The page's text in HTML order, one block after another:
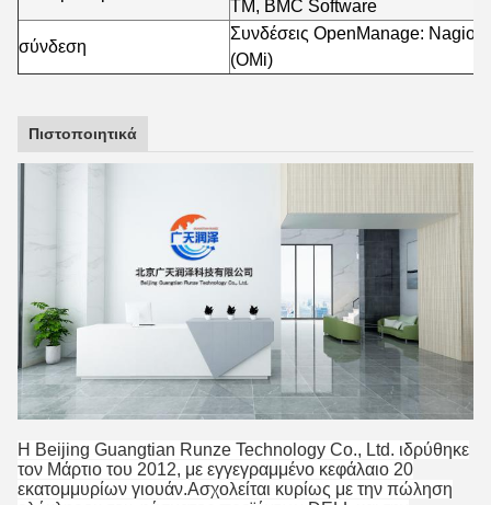
TM, BMC Software
σύνδεση
Συνδέσεις OpenManage:
(OMi)
Πιστοποιητικά
Η Beijing Guangtian Runze Technology Co., Ltd. ιδρύθηκε
τον Μάρτιο του 2012, με εγγεγραμμένο κεφάλαιο 20
εκατομμυρίων γιουάν.Ασχολείται κυρίως με την πώληση